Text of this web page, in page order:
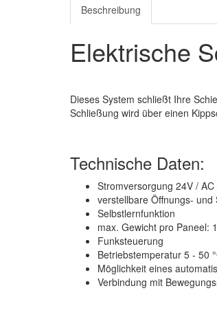
Beschreibung
Elektrische
Dieses System schließt Ihre
Schließung wird über einen
Technische Daten:
Stromversorgung 24V /
verstellbare Öffnungs-
Selbstlernfunktion
max. Gewicht pro Paneel:
Funksteuerung
Betriebstemperatur 5 - 50
Möglichkeit eines
Verbindung mit